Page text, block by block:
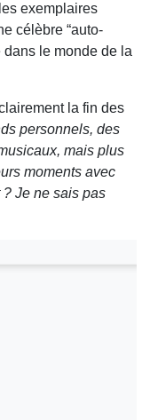
exemplaires
célèbre “auto-
dans le monde de la
la fin des
personnels, des
mais plus
moments avec
Je ne sais pas